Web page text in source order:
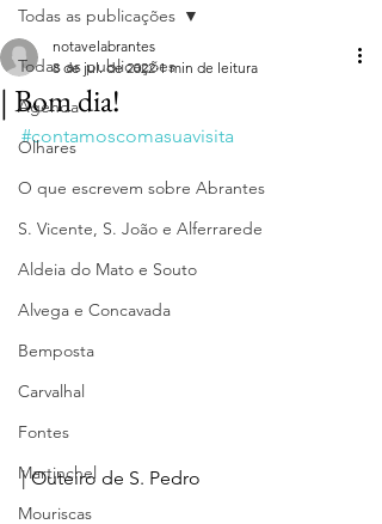
Todas as publicações
Agenda
Olhares
O que escrevem sobre Abrantes
S. Vicente, S. João e Alferrarede
Aldeia do Mato e Souto
Alvega e Concavada
Bemposta
Carvalhal
Fontes
Martinchel
Mouriscas
Todas as publicações
| Bom dia!
notavelabrantes
8 de jul. de 2022 1 min de leitura
#contamoscomasuavisita
| Outeiro de S. Pedro